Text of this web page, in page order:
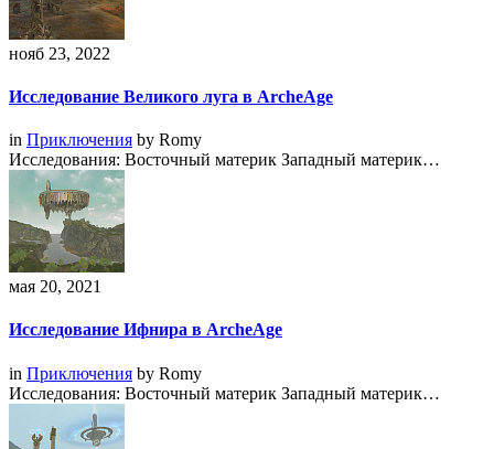
нояб 23, 2022
Исследование Великого луга в ArcheAge
in Приключения by Romy
Исследования: Восточный материк Западный материк…
мая 20, 2021
Исследование Ифнира в ArcheAge
in Приключения by Romy
Исследования: Восточный материк Западный материк…